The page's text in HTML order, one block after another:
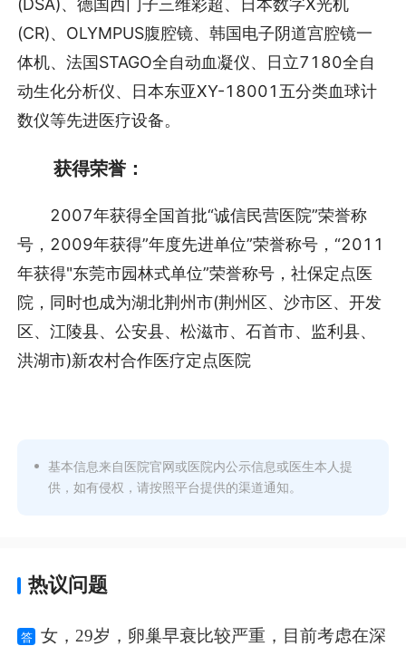
(CR)、OLYMPUS腹腔镜、韩国电子阴道宫腔镜一
体机、法国STAGO全自动血凝仪、日立7180全自
动生化分析仪、日本东亚XY-18001五分类血球计
数仪等先进医疗设备。
获得荣誉：
2007年获得全国首批“诚信民营医院”荣誉称
号，2009年获得”年度先进单位”荣誉称号，“2011
年获得"东莞市园林式单位”荣誉称号，社保定点医
院，同时也成为湖北荆州市(荆州区、沙市区、开发
区、江陵县、公安县、松滋市、石首市、监利县、
洪湖市)新农村合作医疗定点医院
基本信息来自医院官网或医院内公示信息或医生本人提
供，如有侵权，请按照平台提供的渠道通知。
热议问题
答
女，29岁，卵巢早衰比较严重，目前考虑在深